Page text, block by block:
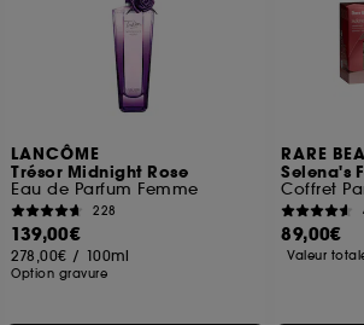
LANCÔME
Trésor Midnight Rose
Eau de Parfum Femme
228
139,00€
278,00€ / 100ml
Option gravure
RARE
Selena's
Coffret
89,00€
Valeur